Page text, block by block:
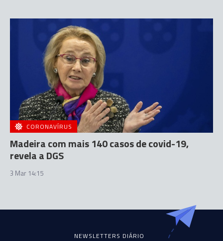
CORONAVÍRUS
Madeira com mais 140 casos de covid-19,
revela a DGS
3 Mar 14:15
NEWSLETTERS DIÁRIO